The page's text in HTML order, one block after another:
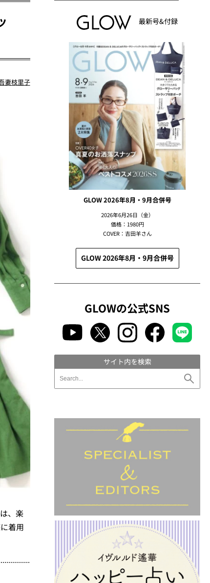
妻枝里子
、楽
着用
最新号&付録
GLOW 2026年8月・9月合併号
2026年6月26日（金）
価格：1980円
COVER：吉田羊さん
GLOW 2026年8月・9月合併号
GLOWの公式SNS
サイト内を検索